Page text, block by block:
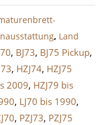
, Land
, BJ73, BJ75 Pickup,
, HZJ74, HZJ75
2009, HZJ79 bis
, LJ70 bis 1990,
, PZJ73, PZJ75